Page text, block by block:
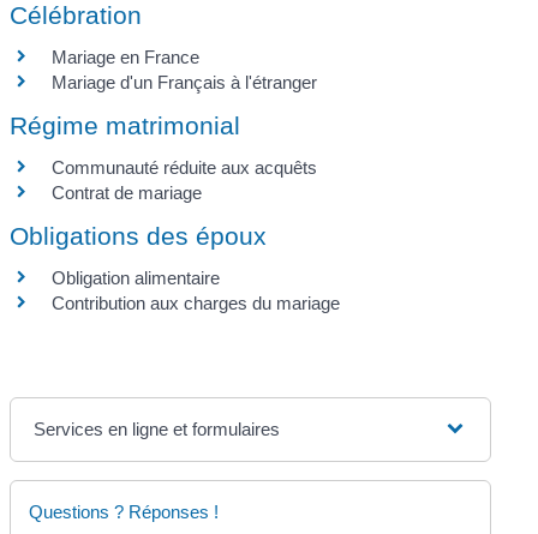
Célébration
Mariage en France
Mariage d'un Français à l'étranger
Régime matrimonial
Communauté réduite aux acquêts
Contrat de mariage
Obligations des époux
Obligation alimentaire
Contribution aux charges du mariage
Services en ligne et formulaires
Questions ? Réponses !